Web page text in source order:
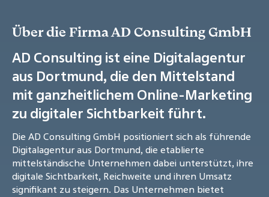
Über die Firma AD Consulting GmbH
AD Consulting ist eine Digitalagentur
aus Dortmund, die den Mittelstand
mit ganzheitlichem Online-Marketing
zu digitaler Sichtbarkeit führt.
Die AD Consulting GmbH positioniert sich als führende
Digitalagentur aus Dortmund, die etablierte
mittelständische Unternehmen dabei unterstützt, ihre
digitale Sichtbarkeit, Reichweite und ihren Umsatz
signifikant zu steigern. Das Unternehmen bietet